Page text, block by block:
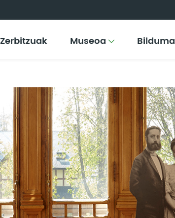
Zerbitzuak Museoa Bilduma